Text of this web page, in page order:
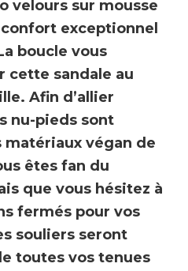
velours sur mousse
exceptionnel
boucle vous
cette sandale au
Afin d’allier
nu-pieds sont
matériaux végan de
êtes fan du
que vous hésitez à
fermés pour vos
souliers seront
toutes vos tenues